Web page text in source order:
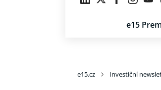
e15
e15.cz Investiční